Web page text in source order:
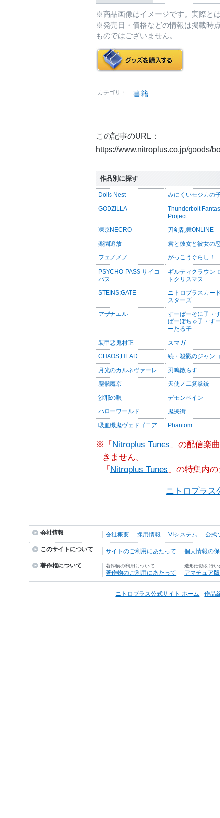
※商品画像はイメージです。実際と
※発売日・価格などの情報は掲載時
ものではございません。
カテゴリ： 書籍
この記事のURL：
https://www.nitroplus.co.jp/goods/
作品別に探す
Dolls Nest みにくいモジカの
GODZILLA
Thunderbolt
Project
凍京NECRO 刀剣乱舞ONLINE
楽園追放 君と彼女と彼女の
フェノメノ がっこうぐらし！
PSYCHO-PASS サイコ
パス
ギルティクラウン
トクリスマス
STEINS;GATE
ニトロプラスカー
スターズ
アザナエル
すーぱーそに子・
ぱーぽちゃ子・す
ーたる子
装甲悪鬼村正 スマガ
CHAOS;HEAD 続・殺戮のジャン
月光のカルネヴァーレ 刃鳴散らす
塵骸魔京 天使ノ二挺拳銃
沙耶の唄 デモンベイン
ハローワールド 鬼哭街
吸血殲鬼ヴェドゴニア Phantom
※「 Nitroplus Tunes 」の配信楽
きません。
「 Nitroplus Tunes 」の特集内
ニトロプラス
会社情報 会社概要 採用情報 VIシステム 公式
このサイトについて サイトのご利用にあたって 個人情報の
著作権について 著作物の利用について
著作物のご利用にあたって
造形活動を行い
アマチュア
ニトロプラス公式サイト ホーム 作品